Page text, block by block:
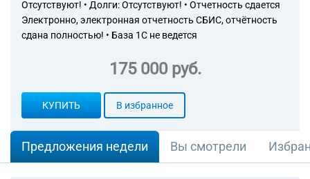
Отсутствуют! • Долги: Отсутствуют! • Отчетность сдается
Электронно, электронная отчетность СБИС, отчётность
сдана полностью! • База 1С не ведется
175 000 руб.
КУПИТЬ В избранное
Предложения недели Вы смотрели